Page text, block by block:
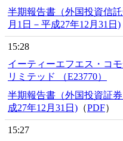
半期報告書（外国投資信
月1日－平成27年12月31日)
15:28
イーティーエフエス・コ
リミテッド （E23770）
半期報告書（外国投資証
成27年12月31日) （PDF）
15:27